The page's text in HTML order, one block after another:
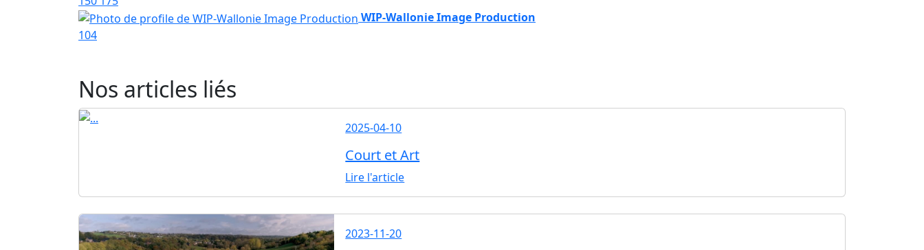
WIP-Wallonie Image Production
104
Nos articles liés
2025-04-10
Court et Art
Lire l'article
2023-11-20